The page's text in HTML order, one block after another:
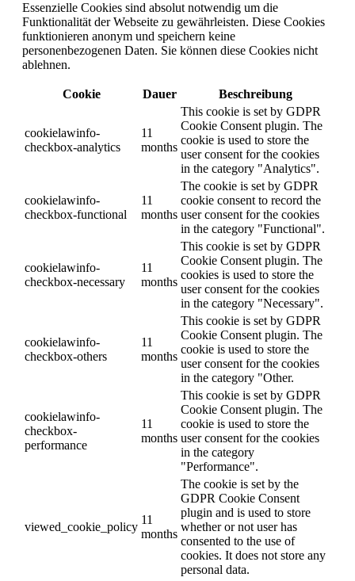
Essenzielle Cookies sind absolut notwendig um die
Funktionalität der Webseite zu gewährleisten. Diese Cookies
funktionieren anonym und speichern keine
personenbezogenen Daten. Sie können diese Cookies nicht
ablehnen.
Cookie Dauer Beschreibung
cookielawinfo-
checkbox-analytics
11
months
This cookie is set by GDPR
Cookie Consent plugin. The
cookie is used to store the
user consent for the cookies
in the category "Analytics".
cookielawinfo-
checkbox-functional
11
months
The cookie is set by GDPR
cookie consent to record the
user consent for the cookies
in the category "Functional".
cookielawinfo-
checkbox-necessary
11
months
This cookie is set by GDPR
Cookie Consent plugin. The
cookies is used to store the
user consent for the cookies
in the category "Necessary".
cookielawinfo-
checkbox-others
11
months
This cookie is set by GDPR
Cookie Consent plugin. The
cookie is used to store the
user consent for the cookies
in the category "Other.
cookielawinfo-
checkbox-
performance
11
months
This cookie is set by GDPR
Cookie Consent plugin. The
cookie is used to store the
user consent for the cookies
in the category
"Performance".
viewed_cookie_policy
11
months
The cookie is set by the
GDPR Cookie Consent
plugin and is used to store
whether or not user has
consented to the use of
cookies. It does not store any
personal data.